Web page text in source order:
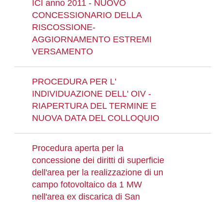
ICI anno 2011 - NUOVO
CONCESSIONARIO DELLA
RISCOSSIONE-
AGGIORNAMENTO ESTREMI
VERSAMENTO
PROCEDURA PER L'
INDIVIDUAZIONE DELL' OIV -
RIAPERTURA DEL TERMINE E
NUOVA DATA DEL COLLOQUIO
Procedura aperta per la
concessione dei diritti di superficie
dell'area per la realizzazione di un
campo fotovoltaico da 1 MW
nell'area ex discarica di San